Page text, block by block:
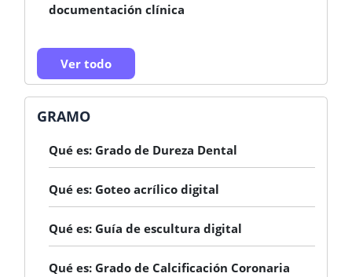
documentación clínica
Ver todo
GRAMO
Qué es: Grado de Dureza Dental
Qué es: Goteo acrílico digital
Qué es: Guía de escultura digital
Qué es: Grado de Calcificación Coronaria